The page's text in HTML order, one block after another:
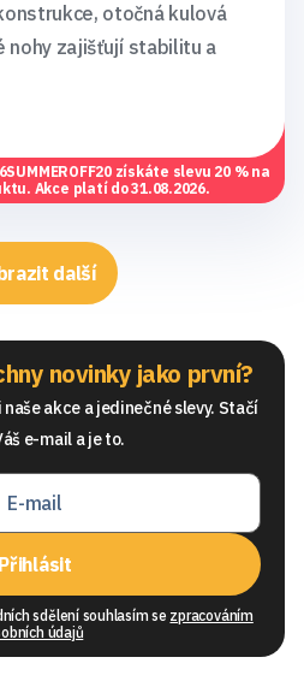
otočná kulová
nohy zajišťují stabilitu a
získáte slevu 20 % na
Akce platí do 31.08.2026.
další
novinky jako první?
akce a jedinečné slevy. Stačí
e-mail a je to.
Přihlásit
sdělení souhlasím se zpracováním
údajů